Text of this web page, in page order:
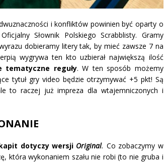
i konfliktów powinien być oparty o
Słownik Polskiego Scrabblisty. Gramy
dobieramy litery tak, by mieć zawsze 7 na
wygrywa ten kto uzbierał największą ilość
tematyczne reguły. W ten sposób możemy
tytuł gry video będzie otrzymywać +5 pkt! Są
to raczej już impreza dla wtajemniczonych i
dotyczy wersji Original. Co zobaczymy w
która wykonaniem szału nie robi (to nie gruba i